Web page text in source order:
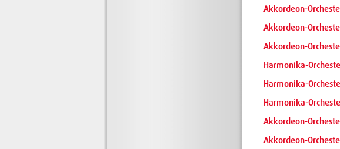
Akkordeon-
Akkordeon-
Akkordeon-
Harmonika-
Harmonika-
Harmonika-
Akkordeon-
Akkordeon-